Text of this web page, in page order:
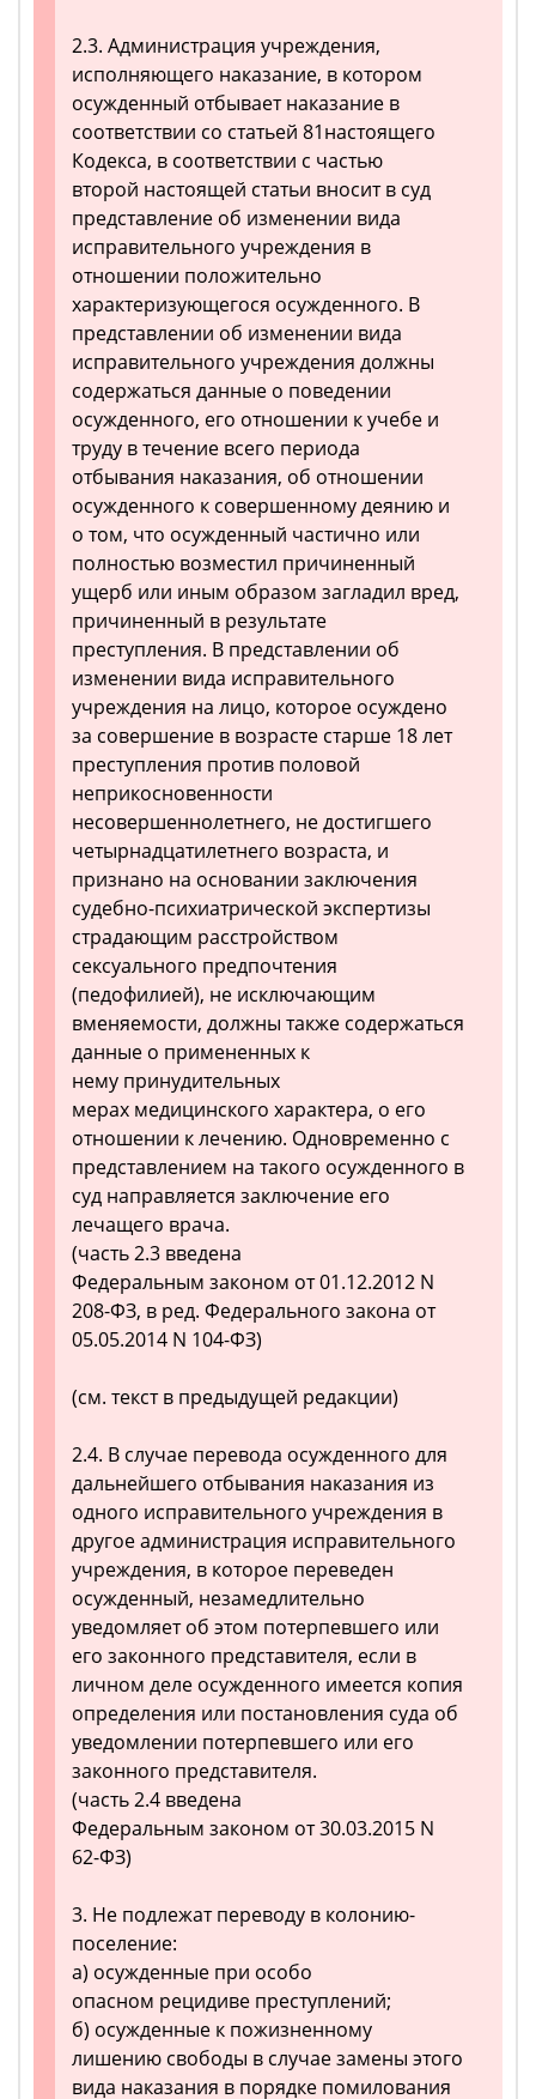
2.3. Администрация учреждения,
исполняющего наказание, в котором
осужденный отбывает наказание в
соответствии со статьей 81настоящего
Кодекса, в соответствии с частью
второй настоящей статьи вносит в суд
представление об изменении вида
исправительного учреждения в
отношении положительно
характеризующегося осужденного. В
представлении об изменении вида
исправительного учреждения должны
содержаться данные о поведении
осужденного, его отношении к учебе и
труду в течение всего периода
отбывания наказания, об отношении
осужденного к совершенному деянию и
о том, что осужденный частично или
полностью возместил причиненный
ущерб или иным образом загладил вред,
причиненный в результате
преступления. В представлении об
изменении вида исправительного
учреждения на лицо, которое осуждено
за совершение в возрасте старше 18 лет
преступления против половой
неприкосновенности
несовершеннолетнего, не достигшего
четырнадцатилетнего возраста, и
признано на основании заключения
судебно-психиатрической экспертизы
страдающим расстройством
сексуального предпочтения
(педофилией), не исключающим
вменяемости, должны также содержаться
данные о примененных к
нему принудительных
мерах медицинского характера, о его
отношении к лечению. Одновременно с
представлением на такого осужденного в
суд направляется заключение его
лечащего врача.
(часть 2.3 введена
Федеральным законом от 01.12.2012 N
208-ФЗ, в ред. Федерального закона от
05.05.2014 N 104-ФЗ)
(см. текст в предыдущей редакции)
2.4. В случае перевода осужденного для
дальнейшего отбывания наказания из
одного исправительного учреждения в
другое администрация исправительного
учреждения, в которое переведен
осужденный, незамедлительно
уведомляет об этом потерпевшего или
его законного представителя, если в
личном деле осужденного имеется копия
определения или постановления суда об
уведомлении потерпевшего или его
законного представителя.
(часть 2.4 введена
Федеральным законом от 30.03.2015 N
62-ФЗ)
3. Не подлежат переводу в колонию-
поселение:
а) осужденные при особо
опасном рецидиве преступлений;
б) осужденные к пожизненному
лишению свободы в случае замены этого
вида наказания в порядке помилования